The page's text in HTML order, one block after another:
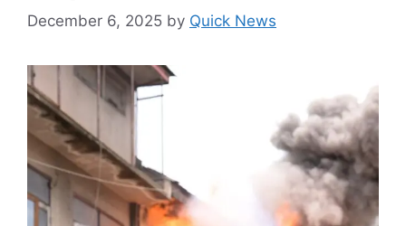
December 6, 2025 by Quick News